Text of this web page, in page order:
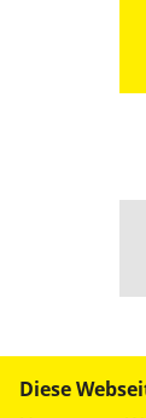
Diese